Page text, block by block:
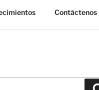
Contáctenos